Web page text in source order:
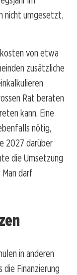
nicht umgesetzt.
von etwa
zusätzliche
Rat beraten
kann. Eine
nötig,
2027 darüber
die Umsetzung
darf
in anderen
die Finanzierung